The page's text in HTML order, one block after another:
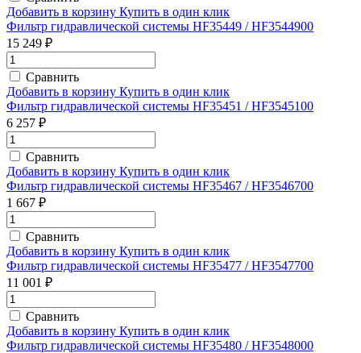
Добавить в корзину Купить в один клик
Фильтр гидравлической системы HF35449 / HF3544900
15 249 ₽
Сравнить
Добавить в корзину Купить в один клик
Фильтр гидравлической системы HF35451 / HF3545100
6 257 ₽
Сравнить
Добавить в корзину Купить в один клик
Фильтр гидравлической системы HF35467 / HF3546700
1 667 ₽
Сравнить
Добавить в корзину Купить в один клик
Фильтр гидравлической системы HF35477 / HF3547700
11 001 ₽
Сравнить
Добавить в корзину Купить в один клик
Фильтр гидравлической системы HF35480 / HF3548000